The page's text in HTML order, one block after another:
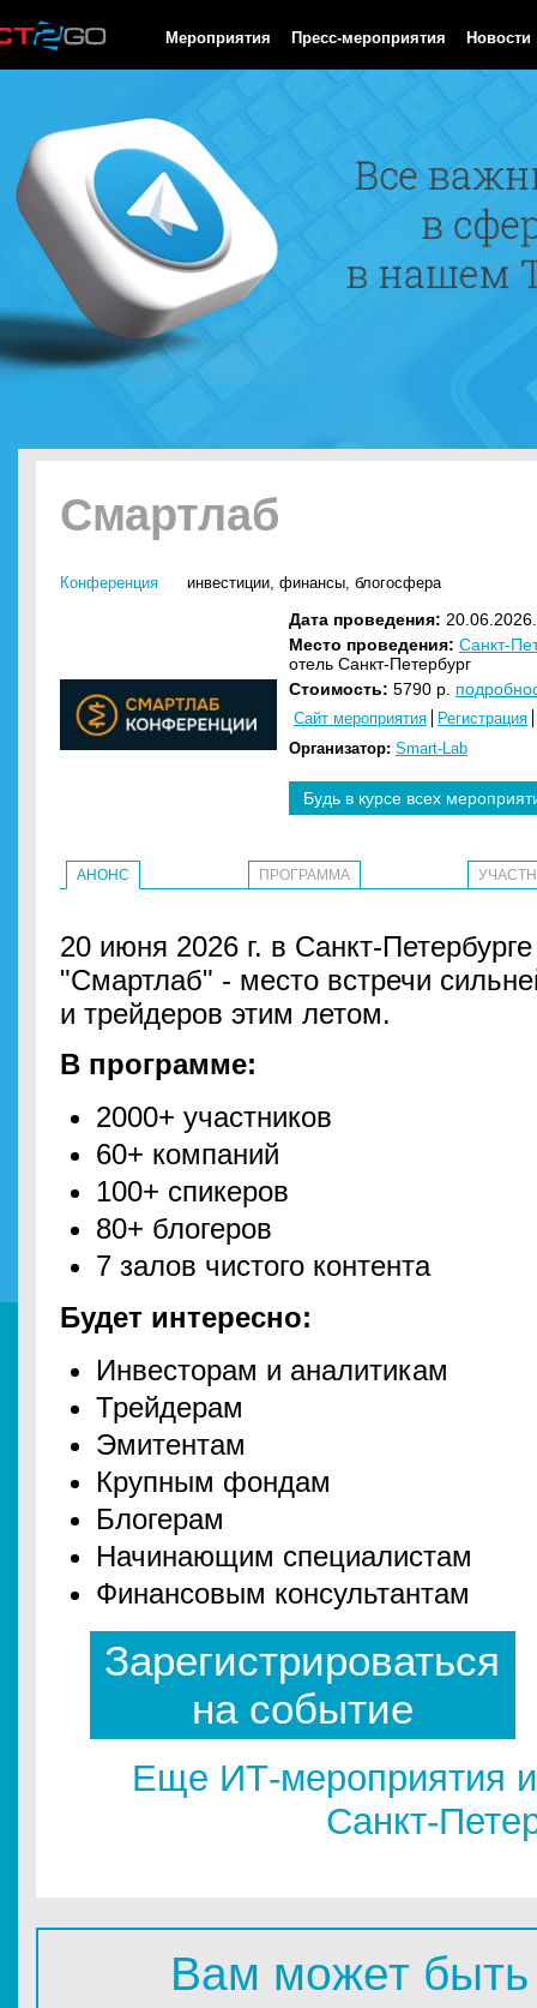
Мероприятия Пресс-мероприятия Новости
Смартлаб
Конференция инвестиции, финансы, блогосфера
Дата проведения:
Место проведения: Санкт-
отель Санкт-Петербург
Стоимость: 5790 р.
Сайт мероприятия
Регистрация
Организатор: Smart-Lab
Будь в курсе всех
АНОНС ПРОГРАММА
20 июня 2026 г. в Санкт-
"Смартлаб" - место встречи
и трейдеров этим летом.
В программе:
2000+ участников
60+ компаний
100+ спикеров
80+ блогеров
7 залов чистого контента
Будет интересно:
Инвесторам и аналитикам
Трейдерам
Эмитентам
Крупным фондам
Блогерам
Начинающим специалистам
Финансовым консультантам
Зарегистрироваться
на событие
Еще ИТ-мероприятия
Санкт-
Вам может быть